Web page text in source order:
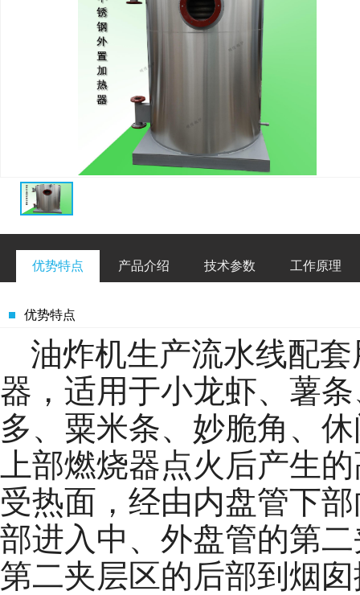
优势特点 产品介绍 技术参数 工作原理
优势特点
油炸机生产流水线配
器，适用于小龙虾、薯
多、粟米条、妙脆角、
上部燃烧器点火后产生
受热面，经由内盘管下
部进入中、外盘管的第
第二夹层区的后部到烟